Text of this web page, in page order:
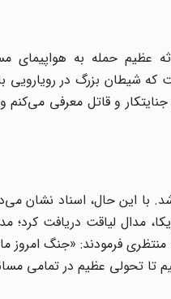
عظیم حمله به هواپیمای
شیطان بزرگ در رویارویی
و قاتل معرفی می‌کنم و
شد. با این حال، اسناد نشان
مدال لیاقت دریافت کرد؛
فرمودند: «جنگ امروز
تا تحولی عظیم در تمامی